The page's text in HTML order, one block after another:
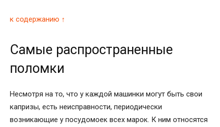
к содержанию ↑
Самые распространенные
поломки
Несмотря на то, что у каждой машинки могут быть свои
капризы, есть неисправности, периодически
возникающие у посудомоек всех марок. К ним относятся